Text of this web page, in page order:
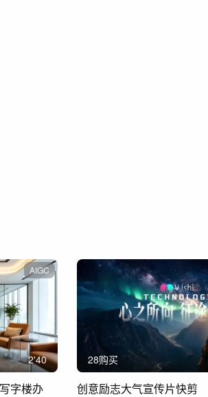
AIGC
2'40
字楼办
28购买
创意励志大气宣传片快剪